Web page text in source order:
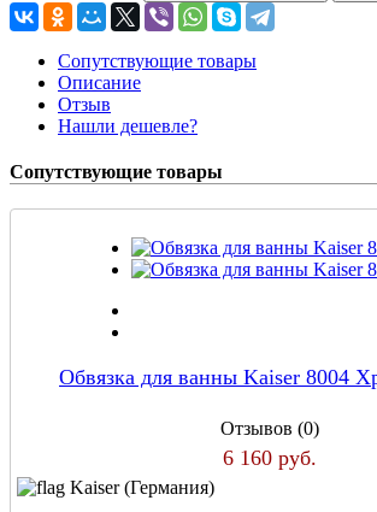
Сопутствующие товары
Описание
Отзыв
Нашли дешевле?
Сопутствующие товары
Обвязка для ванны Kaiser 8004
Отзывов (0)
6 160 руб.
Kaiser (Германия)